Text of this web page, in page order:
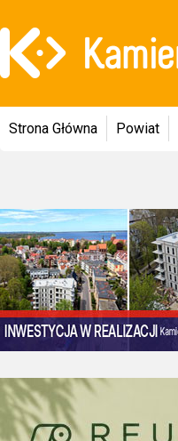
Strona Główna Powiat